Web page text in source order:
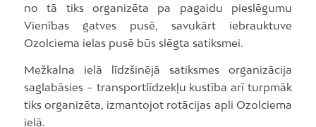
no tā tiks organizēta pa pagaidu pieslēgumu
Vienības gatves pusē, savukārt iebrauktuve
Ozolciema ielas pusē būs slēgta satiksmei.
Mežkalna ielā līdzšinējā satiksmes organizācija
saglabāsies – transportlīdzekļu kustība arī turpmāk
tiks organizēta, izmantojot rotācijas apli Ozolciema
ielā.